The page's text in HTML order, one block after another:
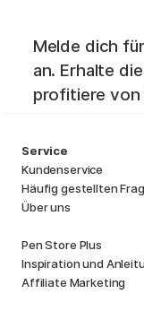
Melde dich
an. Erhalte
profitiere
Service
Kundenservice
Häufig gestellten
Über uns
Pen Store Plus
Inspiration und
Affiliate Marketing